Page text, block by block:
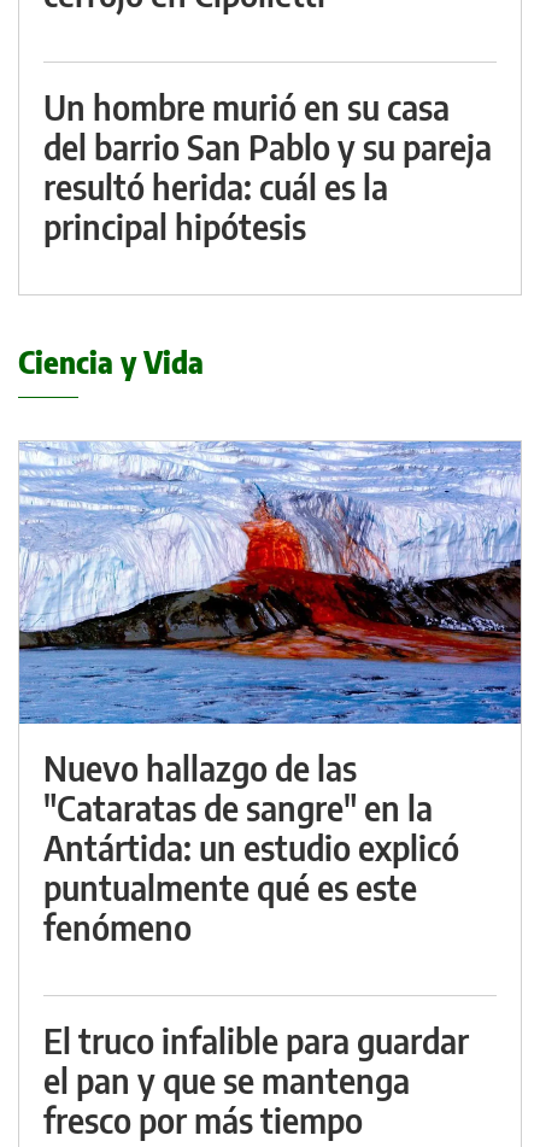
Un hombre murió en su casa
del barrio San Pablo y su pareja
resultó herida: cuál es la
principal hipótesis
Ciencia y Vida
Nuevo hallazgo de las
"Cataratas de sangre" en la
Antártida: un estudio explicó
puntualmente qué es este
fenómeno
El truco infalible para guardar
el pan y que se mantenga
fresco por más tiempo